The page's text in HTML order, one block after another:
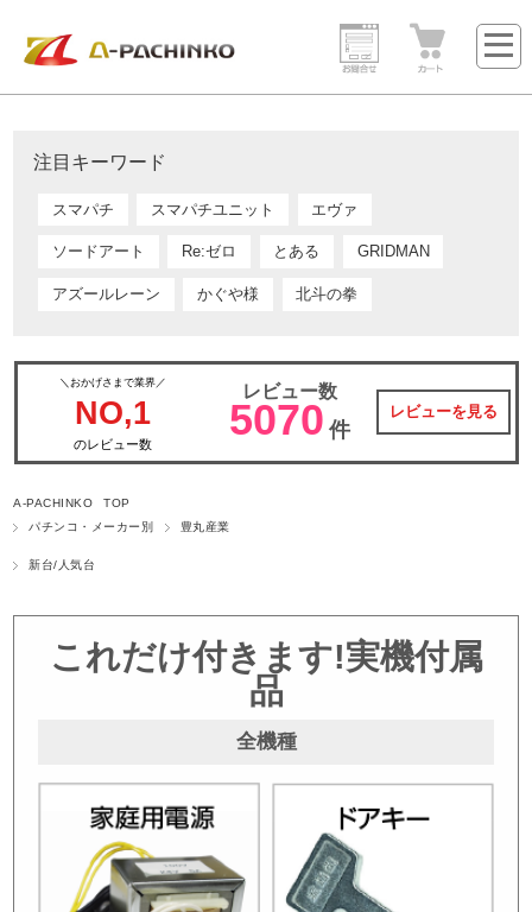
注目キーワード
スマパチ スマパチユニット エヴァ
ソードアート Re:ゼロ とある GRIDMAN
アズールレーン かぐや様 北斗の拳
＼おかげさまで業界／
NO,1
のレビュー数
レビュー数
5070 件
レビューを見る
A-PACHINKO TOP
パチンコ・メーカー別
豊丸産業
新台/人気台
これだけ付きます!実機付属
品
全機種